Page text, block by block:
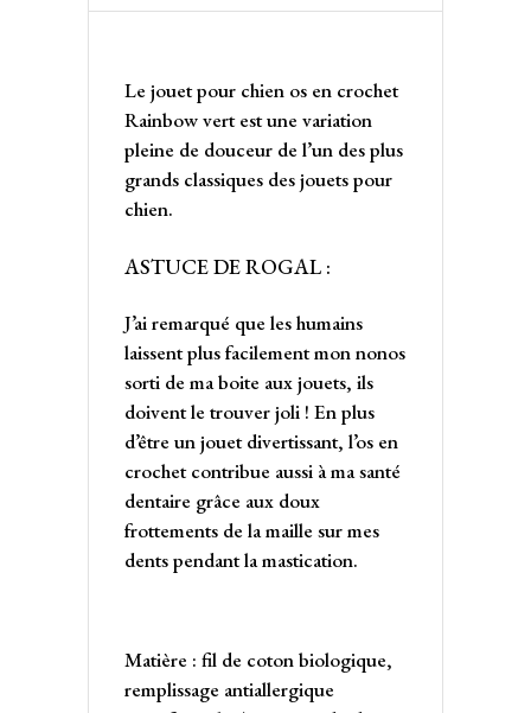
Le jouet pour chien os en crochet
Rainbow vert est une variation
pleine de douceur de l’un des plus
grands classiques des jouets pour
chien.
ASTUCE DE ROGAL :
J’ai remarqué que les humains
laissent plus facilement mon nonos
sorti de ma boite aux jouets, ils
doivent le trouver joli ! En plus
d’être un jouet divertissant, l’os en
crochet contribue aussi à ma santé
dentaire grâce aux doux
frottements de la maille sur mes
dents pendant la mastication.
Matière : fil de coton biologique,
remplissage antiallergique